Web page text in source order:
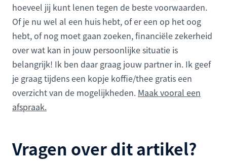
hoeveel jij kunt lenen tegen de beste voorwaarden.
Of je nu wel al een huis hebt, of er een op het oog
hebt, of nog moet gaan zoeken, financiële zekerheid
over wat kan in jouw persoonlijke situatie is
belangrijk! Ik ben daar graag jouw partner in. Ik geef
je graag tijdens een kopje koffie/thee gratis een
overzicht van de mogelijkheden. Maak vooral een
afspraak.
Vragen over dit artikel?